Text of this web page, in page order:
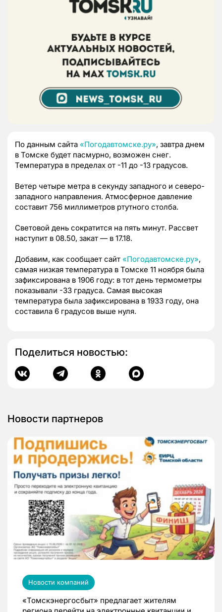
По данным сайта «Погодавтомске.ру», завтра днем
в Томске будет пасмурно, возможен снег.
Температура в пределах от -11 до -13 градусов.
Ветер четыре метра в секунду западного и северо-
западного направления. Атмосферное давление
составит 756 миллиметров ртутного столба.
Световой день сократится на пять минут. Рассвет
наступит в 08.50, закат — в 17.18.
Добавим, как сообщает сайт «Погодавтомске.ру»,
самая низкая температура в Томске 11 ноября была
зафиксирована в 1906 году: в тот день термометры
показывали -33 градуса. Самая высокая
температура была зафиксирована в 1933 году, она
составила 6 градусов выше нуля.
Поделиться новостью:
Новости партнеров
Новости компаний
«Томскэнергосбыт» предлагает жителям